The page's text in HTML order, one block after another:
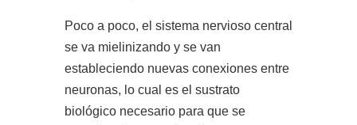
Poco a poco, el sistema nervioso central
se va mielinizando y se van
estableciendo nuevas conexiones entre
neuronas, lo cual es el sustrato
biológico necesario para que se